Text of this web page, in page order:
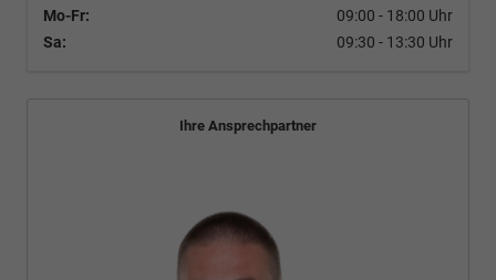
Mo-Fr:
09:00 - 18:00 Uhr
Sa:
09:30 - 13:30 Uhr
Ihre Ansprechpartner